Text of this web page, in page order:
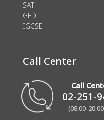
SAT
GED
IGCSE
Call Center
Call
02-251-
(08.00-